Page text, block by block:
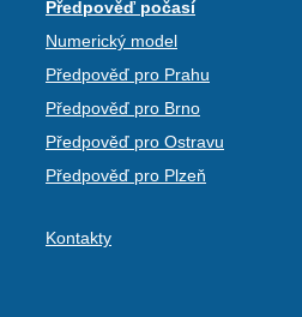
Předpověď počasí
Numerický model
Předpověď pro Prahu
Předpověď pro Brno
Předpověď pro Ostravu
Předpověď pro Plzeň
Kontakty